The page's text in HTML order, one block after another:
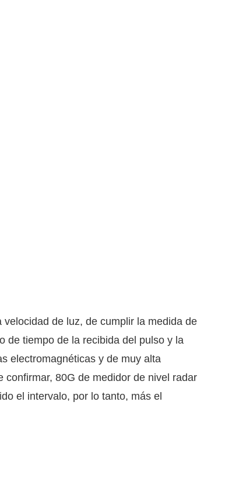
de luz, de cumplir la medida de
de tiempo de la recibida del pulso y la
electromagnéticas y de muy alta
80G de medidor de nivel radar
el intervalo, por lo tanto, más el